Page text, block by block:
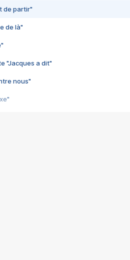
de partir"
de là"
"Jacques a dit"
nous"